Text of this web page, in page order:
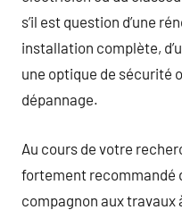
s’il est question d’une
installation complète,
une optique de sécurité
dépannage.
Au cours de votre
fortement recommandé
compagnon aux travaux